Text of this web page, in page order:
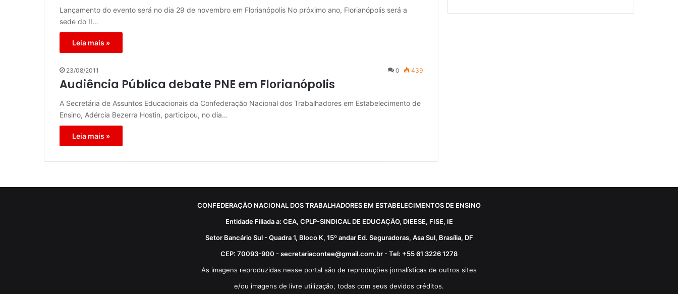
Lançamento do evento será no dia 29 de novembro em Florianópolis No próximo ano, Florianópolis será a
sede do II…
Leia mais »
23/08/2011 0 439
Audiência Pública debate PNE em Florianópolis
A Secretária de Assuntos Educacionais da Confederação Nacional dos Trabalhadores em Estabelecimento de
Ensino, Adércia Bezerra Hostin, participou, no dia…
Leia mais »
CONFEDERAÇÃO NACIONAL DOS TRABALHADORES EM ESTABELECIMENTOS DE ENSINO
Entidade Filiada a: CEA, CPLP-SINDICAL DE EDUCAÇÃO, DIEESE, FISE, IE
Setor Bancário Sul - Quadra 1, Bloco K, 15º andar Ed. Seguradoras, Asa Sul, Brasília, DF
CEP: 70093-900 - secretariacontee@gmail.com.br - Tel: +55 61 3226 1278
As imagens reproduzidas nesse portal são de reproduções jornalísticas de outros sites
e/ou imagens de livre utilização, todas com seus devidos créditos.